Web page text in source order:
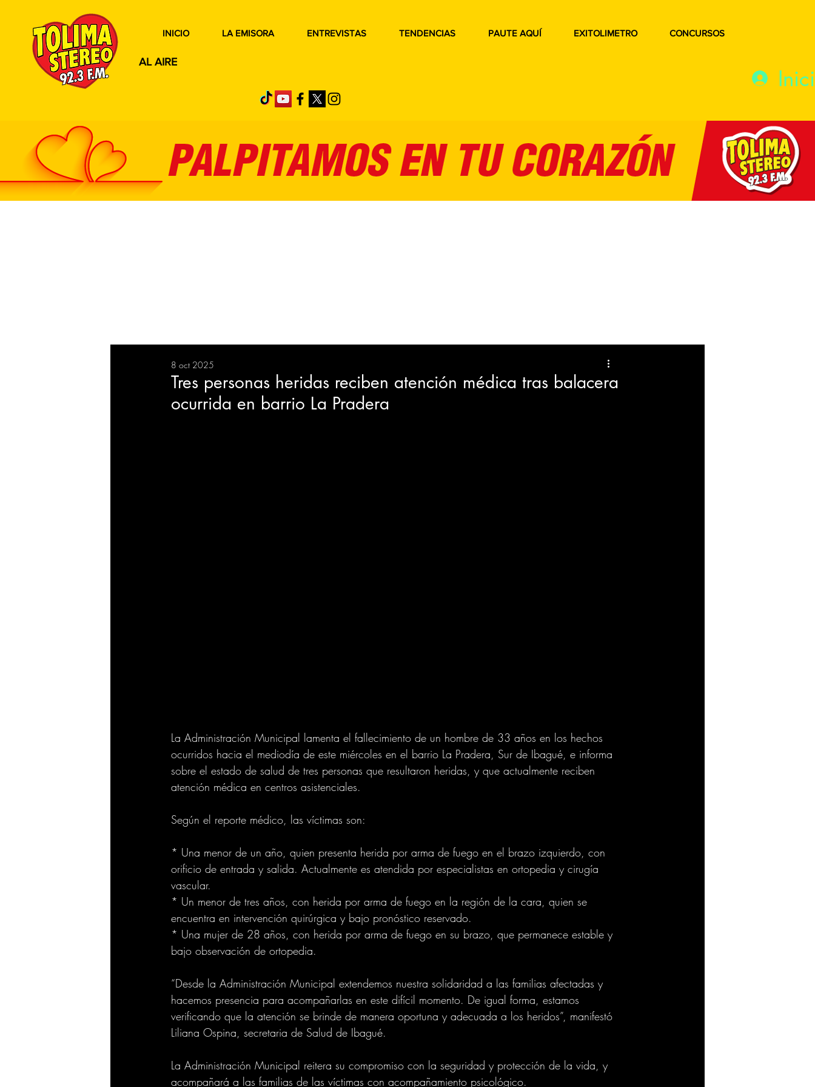
AL AIRE
INICIO LA EMISORA ENTREVISTAS TENDENCIAS PAUTE AQUÍ EXITOLIMETRO CONCURSOS
BIENESTAR EDUCACION
Tres personas heridas reciben atención médica tras balacera
ocurrida en barrio La Pradera
8 oct 2025
La Administración Municipal lamenta el fallecimiento de un hombre de 33 años en los hechos
ocurridos hacia el mediodía de este miércoles en el barrio La Pradera, Sur de Ibagué, e informa
sobre el estado de salud de tres personas que resultaron heridas, y que actualmente reciben
atención médica en centros asistenciales.
Según el reporte médico, las víctimas son:
* Una menor de un año, quien presenta herida por arma de fuego en el brazo izquierdo, con
orificio de entrada y salida. Actualmente es atendida por especialistas en ortopedia y cirugía
vascular.
* Un menor de tres años, con herida por arma de fuego en la región de la cara, quien se
encuentra en intervención quirúrgica y bajo pronóstico reservado.
* Una mujer de 28 años, con herida por arma de fuego en su brazo, que permanece estable y
bajo observación de ortopedia.
“Desde la Administración Municipal extendemos nuestra solidaridad a las familias afectadas y
hacemos presencia para acompañarlas en este difícil momento. De igual forma, estamos
verificando que la atención se brinde de manera oportuna y adecuada a los heridos”, manifestó
Liliana Ospina, secretaria de Salud de Ibagué.
La Administración Municipal reitera su compromiso con la seguridad y protección de la vida, y
acompañará a las familias de las víctimas con acompañamiento psicológico.